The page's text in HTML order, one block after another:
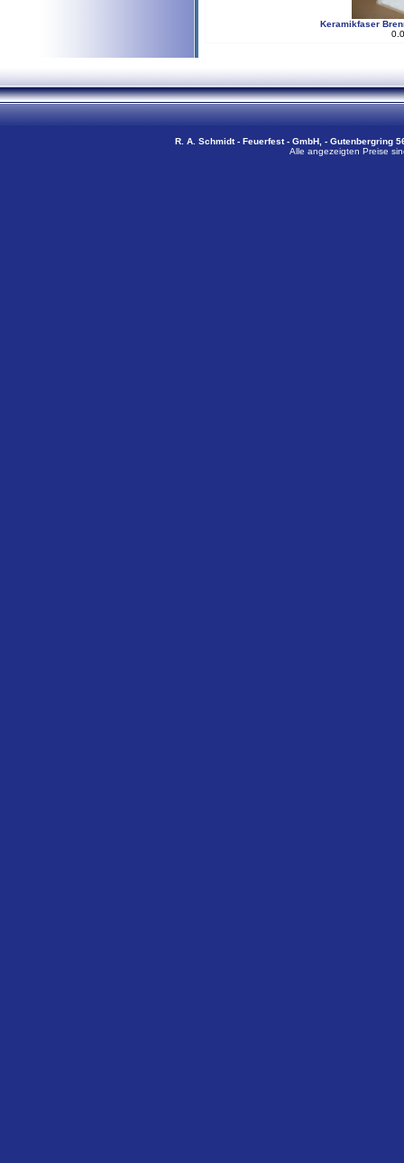
Keramikfaser
R. A. Schmidt - Feuerfest - GmbH, - Gutenbergring
Alle angezeigten Preise